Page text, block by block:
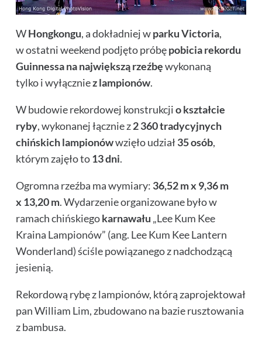
WHongkongu, a dokładniej wparku Victoria,
w ostatni weekend podjęto próbępobicia rekordu
Guinnessa na największą rzeźbęwykonaną
tylko i wyłączniez lampionów.
W budowie rekordowej konstrukcjio kształcie
ryby, wykonanej łącznie z2 360 tradycyjnych
chińskich lampionówwzięło udział35 osób,
którym zajęło to13 dni.
Ogromna rzeźba ma wymiary: 36,52 m x 9,36 m
x 13,20 m. Wydarzenie organizowane było w
ramach chińskiegokarnawału „Lee Kum Kee
Kraina Lampionów” (ang. Lee Kum Kee Lantern
Wonderland) ściśle powiązanego z nadchodzącą
jesienią.
Rekordową rybę z lampionów, którą zaprojektował
pan William Lim, zbudowano na bazie rusztowania
z bambusa.